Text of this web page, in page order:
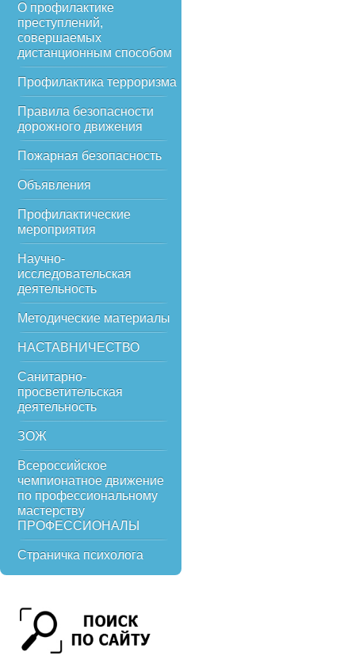
О профилактике
преступлений,
совершаемых
дистанционным способом
Профилактика терроризма
Правила безопасности
дорожного движения
Пожарная безопасность
Объявления
Профилактические
мероприятия
Научно-
исследовательская
деятельность
Методические материалы
НАСТАВНИЧЕСТВО
Санитарно-
просветительская
деятельность
ЗОЖ
Всероссийское
чемпионатное движение
по профессиональному
мастерству
ПРОФЕССИОНАЛЫ
Страничка психолога